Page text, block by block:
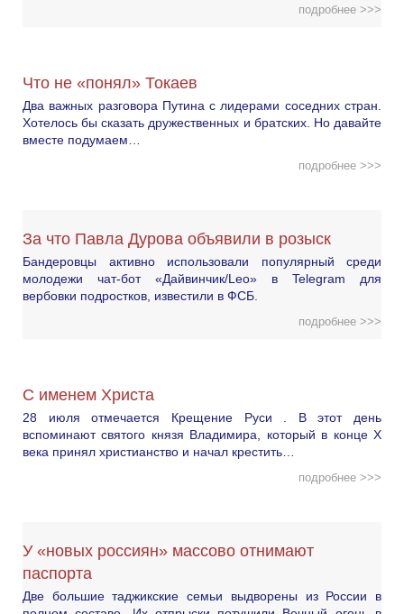
подробнее >>>
Что не «понял» Токаев
Два важных разговора Путина с лидерами соседних стран.
Хотелось бы сказать дружественных и братских. Но давайте
вместе подумаем…
подробнее >>>
За что Павла Дурова объявили в розыск
Бандеровцы активно использовали популярный среди
молодежи чат-бот «Дайвинчик/Leo» в Telegram для
вербовки подростков, известили в ФСБ.
подробнее >>>
С именем Христа
28 июля отмечается Крещение Руси . В этот день
вспоминают святого князя Владимира, который в конце X
века принял христианство и начал крестить…
подробнее >>>
У «новых россиян» массово отнимают
паспорта
Две большие таджикские семьи выдворены из России в